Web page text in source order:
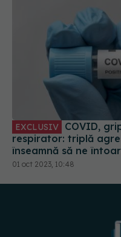
EXCLUSIV
respirator: triplă
înseamnă să ne
timpul pandemiei!
01 oct 2023, 10:48